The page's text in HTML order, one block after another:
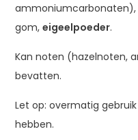
ammoniumcarbonaten),
gom,eigeelpoeder.
Kan noten (hazelnoten,
bevatten.
Let op: overmatig
hebben.